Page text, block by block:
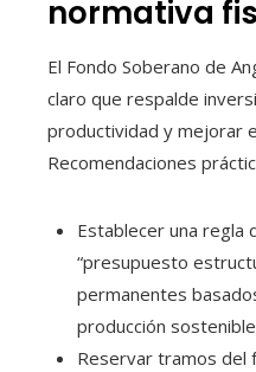
normativa
El Fondo Soberano de
claro que respalde
productividad y mejorar
Recomendaciones
Establecer una regla
“presupuesto
permanentes
producción
Reservar tramos del